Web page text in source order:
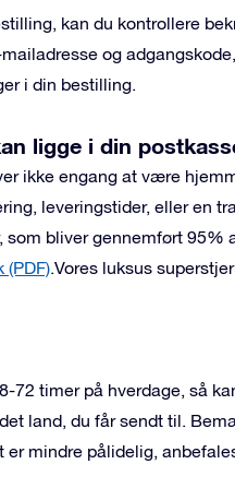
kan du kontrollere
og
i din bestilling.
ligge i din
ikke engang at være
leveringstider, eller en
bliver gennemført 95%
(PDF).Vores luksus
72 timer på hverdage, så
land, du får sendt til.
mindre pålidelig,